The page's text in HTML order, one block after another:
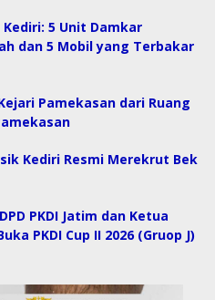
5 Unit Damkar
dan 5 Mobil yang Terbakar
Pamekasan dari Ruang
Kediri Resmi Merekrut Bek
PKDI Jatim dan Ketua
PKDI Cup II 2026 (Gruop J)